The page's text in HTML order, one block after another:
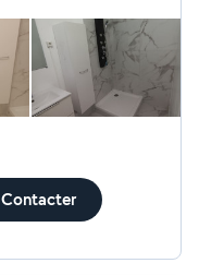
Piscine ( Terrassement et maçonnerie) Façade
Contacter